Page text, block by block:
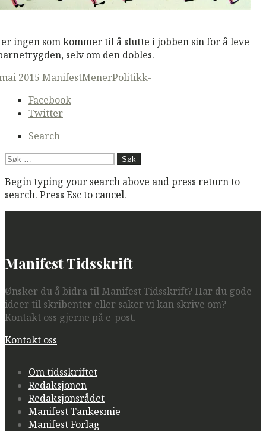
ingen som kommer til å slutte i jobben sin for å leve
selv om den dobles.
2015 ManifestMenerPolitikk-
Secondary
navigation
Facebook
Twitter
Search
Søk
Begin typing your search above and press return to
search. Press Esc to cancel.
Manifest Tidsskrift
Ønsker du å bidra til Manifest Tidsskrift? Har du gode
ideer til skribenter eller saker vi kan skrive om?
Kontakt oss gjerne på e-post.
Kontakt oss
Om tidsskriftet
Redaksjonen
Redaksjonsrådet
Manifest Tankesmie
Manifest Forlag